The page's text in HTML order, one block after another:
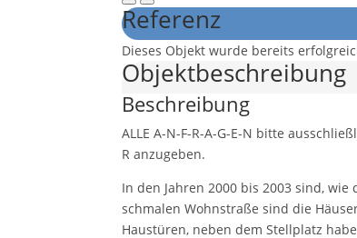
Referenz
Dieses Objekt wurde bereits
Objekt­beschreibung
Beschreibung
ALLE A-N-F-R-A-G-E-N bitte
R anzugeben.
In den Jahren 2000 bis 2003 sind,
schmalen Wohnstraße sind die
Haustüren, neben dem Stellplatz